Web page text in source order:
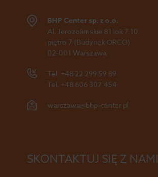
BHP Center sp. z o.o.
Al. Jerozolimskie 81 lok 7.10
piętro 7 (Budynek ORCO)
02-001 Warszawa
Tel. +48 22 299 59 89
Tel. +48 606 307 454
warszawa@bhp-center.pl
SKONTAKTUJ SIĘ Z NAMI